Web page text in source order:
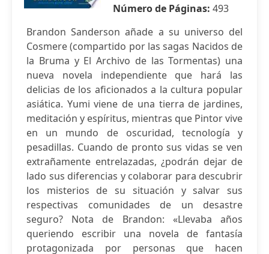
Número de Páginas: 493
Brandon Sanderson añade a su universo del
Cosmere (compartido por las sagas Nacidos de
la Bruma y El Archivo de las Tormentas) una
nueva novela independiente que hará las
delicias de los aficionados a la cultura popular
asiática. Yumi viene de una tierra de jardines,
meditación y espíritus, mientras que Pintor vive
en un mundo de oscuridad, tecnología y
pesadillas. Cuando de pronto sus vidas se ven
extrañamente entrelazadas, ¿podrán dejar de
lado sus diferencias y colaborar para descubrir
los misterios de su situación y salvar sus
respectivas comunidades de un desastre
seguro? Nota de Brandon: «Llevaba años
queriendo escribir una novela de fantasía
protagonizada por personas que hacen